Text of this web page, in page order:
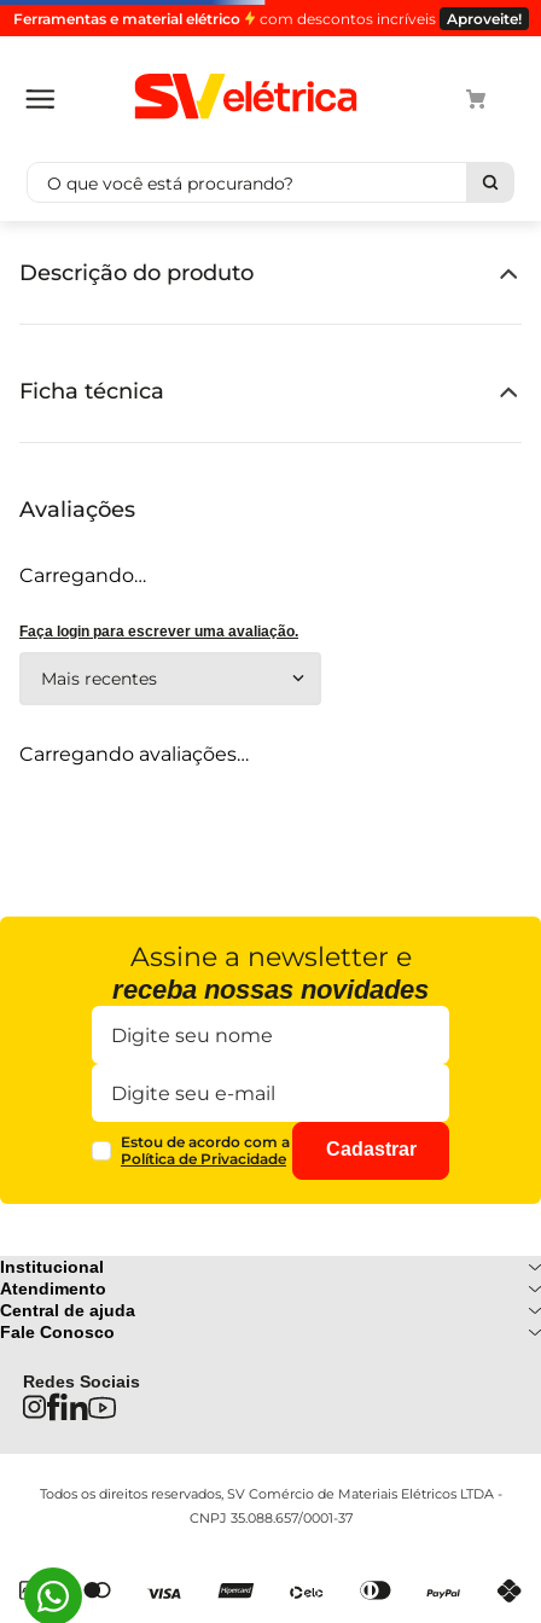
Ferramentas e material elétrico com descontos incríveis Aproveite!
O que você está procurando?
1º cabo
4º 4
Descrição do produto
Ficha técnica
Avaliações
Carregando…
Faça login para escrever uma avaliação.
Mais recentes
Carregando avaliações…
Assine a newsletter e
receba nossas novidades
Estou de acordo com a
Política de Privacidade
Cadastrar
Institucional
Sobre Nós
Nossas Lojas
Privacidade e Segurança
Termos e Condições
Atendimento
Formas de pagamento
Regulamentos
Central de ajuda
Fale Conosco
Frete e Entrega
Troca e Devoluções
Fale Conosco
(085) 3214-7900
Segunda a Sexta: 08h as 18h |
Sábado : 08h ás 12h
Redes Sociais
Todos os direitos reservados, SV Comércio de Materiais Elétricos LTDA -
CNPJ 35.088.657/0001-37